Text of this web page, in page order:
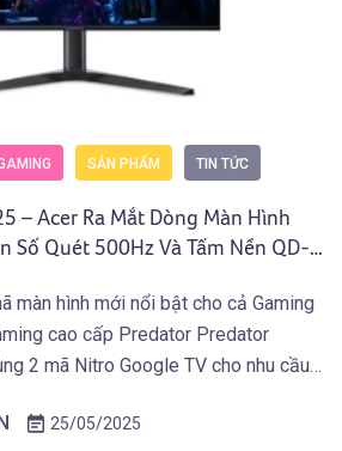
SẢN PHẨM TIN TỨC
– Acer Ra Mắt Dòng Màn Hình
Số Quét 500Hz Và Tấm Nền QD-
màn hình mới nổi bật cho cả Gaming
cao cấp Predator Predator
2 mã Nitro Google TV cho nhu cầu
25/05/2025